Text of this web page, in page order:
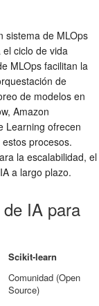
sistema de MLOps
ciclo de vida
MLOps facilitan la
de
de modelos en
Amazon
Learning ofrecen
procesos.
la escalabilidad, el
a largo plazo.
IA para
Scikit-learn
Comunidad (Open
Source)